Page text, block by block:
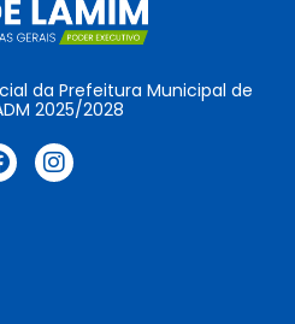
da Prefeitura Municipal de
2025/2028